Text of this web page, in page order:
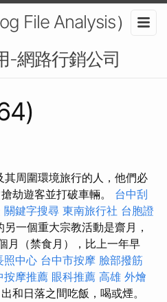
File Analysis）在
-網路行銷公司
周圍環境旅行的人，他們必
劫遊客並打破車輛。 台中刮
關鍵字搜尋 東南旅行社 台胞證
一個重大宗教活動是齋月，
月（禁食月），比上一年早
照中心 台中市按摩 臉部撥筋
按摩推薦 眼科推薦 高雄 外燴
和日落之間吃飯，喝或煙。